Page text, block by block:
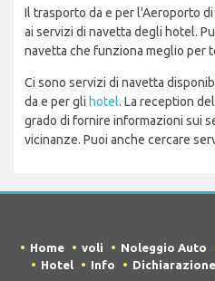
Il trasporto da e per l'Aeroporto
ai servizi di navetta degli hotel.
navetta che funziona meglio per
Ci sono servizi di navetta
da e per gli hotel. La reception
grado di fornire informazioni sui
vicinanze. Puoi anche cercare
Home voli Noleggio Auto
Hotel
Info Dichiarazione